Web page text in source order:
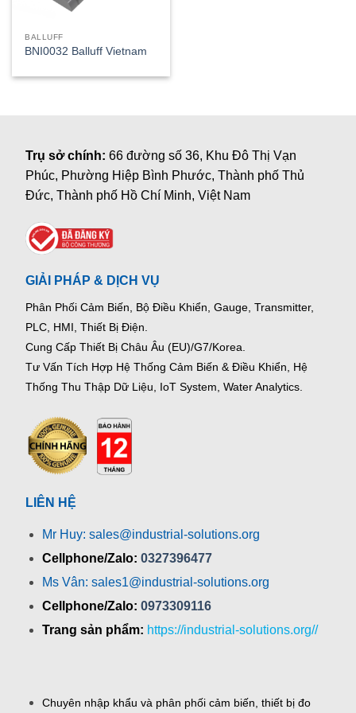
BALLUFF
BNI0032 Balluff Vietnam
Trụ sở chính:66 đường số 36, Khu Đô Thị Vạn
Phúc, Phường Hiệp Bình Phước, Thành phố Thủ
Đức, Thành phố Hồ Chí Minh, Việt Nam
GIẢI PHÁP & DỊCH VỤ
Phân Phối Cảm Biến, Bộ Điều Khiển, Gauge, Transmitter,
PLC, HMI, Thiết Bị Điện.
Cung Cấp Thiết Bị Châu Âu (EU)/G7/Korea.
Tư Vấn Tích Hợp Hệ Thống Cảm Biến & Điều Khiển, Hệ
Thống Thu Thập Dữ Liệu, IoT System, Water Analytics.
LIÊN HỆ
Mr Huy: sales@industrial-solutions.org
Cellphone/Zalo: 0327396477
Ms Vân: sales1@industrial-solutions.org
Cellphone/Zalo: 0973309116
Trang sản phẩm: https://industrial-solutions.org//
Chuyên nhập khẩu và phân phối cảm biến, thiết bị đo